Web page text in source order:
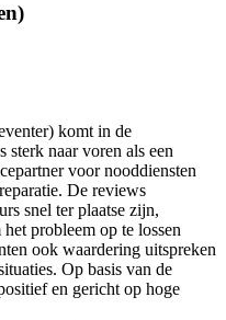
komt in de
sterk naar voren als een
voor nooddiensten
De reviews
snel ter plaatse zijn,
probleem op te lossen
ook waardering uitspreken
Op basis van de
en gericht op hoge